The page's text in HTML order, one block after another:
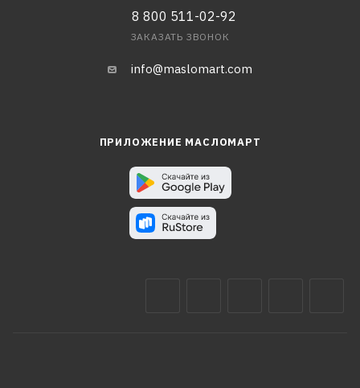
8 800 511-02-92
ЗАКАЗАТЬ ЗВОНОК
info@maslomart.com
ПРИЛОЖЕНИЕ МАСЛОМАРТ